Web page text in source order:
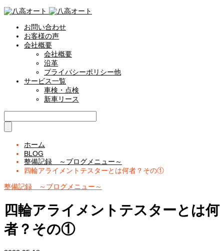
お問い合わせ
お客様の声
会社概要
会社概要
沿革
プライバシーポリシー他
サービス一覧
車検・点検
新車リース
ホーム
BLOG
整備記録 ～ブログメニュー～
四輪アライメントテスターとは何者？その①
整備記録 ～ブログメニュー～
四輪アライメントテスターとは何
者？その①